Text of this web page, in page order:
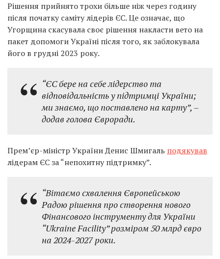
Рішення прийнято трохи більше ніж через годину
після початку саміту лідерів ЄС.Це означає, що
Угорщина скасувала своє рішення накласти вето на
пакет допомоги Україні після того, як заблокувала
його в грудні 2023 року.
“ЄС бере на себе лідерство та
відповідальність у підтримці України;
ми знаємо, що поставлено на карту”, –
додав голова Євроради.
Прем’єр-міністр України Денис Шмигаль подякував
лідерам ЄС за “непохитну підтримку”.
“Вітаємо схвалення Європейською
Радою рішення про створення нового
Фінансового інструменту для України
“Ukraine Facility” розміром 50 млрд євро
на 2024-2027 роки.